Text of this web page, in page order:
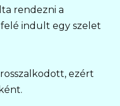
rendezni a
felé indult egy szelet
ezért